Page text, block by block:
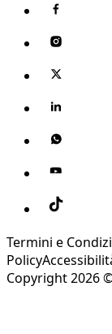
Termini e
Policy
Copyright 2026